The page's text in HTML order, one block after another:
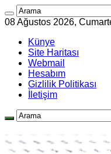
08 Ağustos 2026,
Künye
Site Haritası
Webmail
Hesabım
Gizlilik Politikası
İletişim